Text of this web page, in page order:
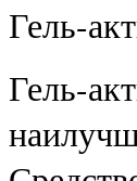
Гель-
Гель-